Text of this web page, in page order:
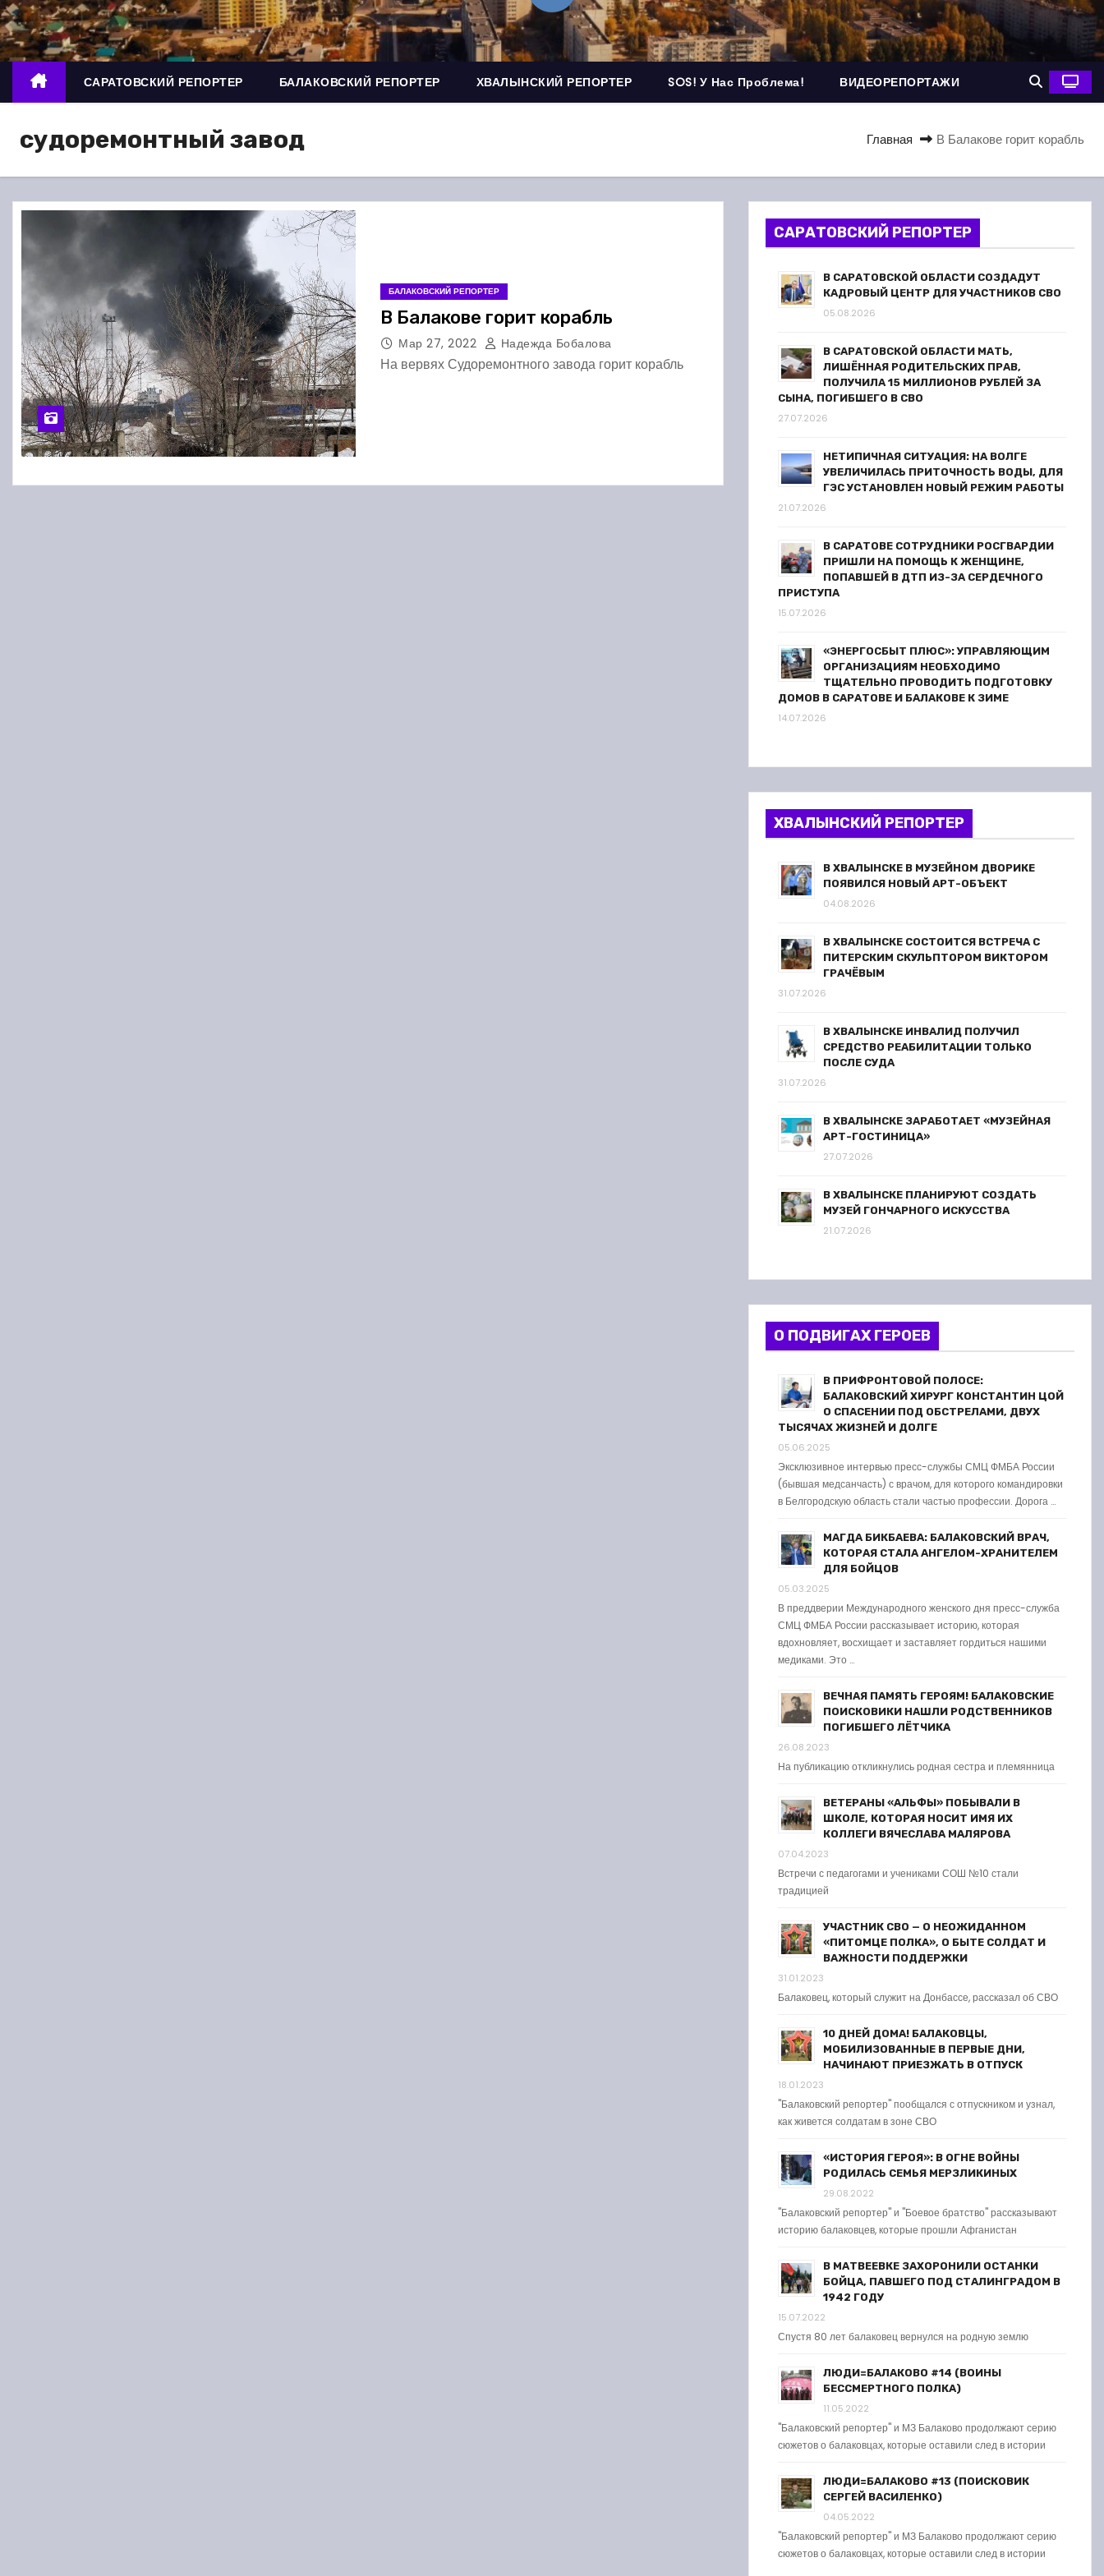
о
м
у
САРАТОВСКИЙ РЕПОРТЕР БАЛАКОВСКИЙ РЕПОРТЕР ХВАЛЫНСКИЙ РЕПОРТЕР SOS! У Нас Проблема! ВИДЕОРЕПОРТАЖИ
судоремонтный завод Главная В Балакове горит корабль
БАЛАКОВСКИЙ РЕПОРТЕР
В Балакове горит корабль
Мар 27, 2022 Надежда Бобалова
На вервях Судоремонтного завода горит корабль
САРАТОВСКИЙ РЕПОРТЕР
В САРАТОВСКОЙ ОБЛАСТИ СОЗДАДУТ
КАДРОВЫЙ ЦЕНТР ДЛЯ УЧАСТНИКОВ СВО
05.08.2026
В САРАТОВСКОЙ ОБЛАСТИ МАТЬ,
ЛИШЁННАЯ РОДИТЕЛЬСКИХ ПРАВ,
ПОЛУЧИЛА 15 МИЛЛИОНОВ РУБЛЕЙ ЗА
СЫНА, ПОГИБШЕГО В СВО
27.07.2026
НЕТИПИЧНАЯ СИТУАЦИЯ: НА ВОЛГЕ
УВЕЛИЧИЛАСЬ ПРИТОЧНОСТЬ ВОДЫ, ДЛЯ
ГЭС УСТАНОВЛЕН НОВЫЙ РЕЖИМ РАБОТЫ
21.07.2026
В САРАТОВЕ СОТРУДНИКИ РОСГВАРДИИ
ПРИШЛИ НА ПОМОЩЬ К ЖЕНЩИНЕ,
ПОПАВШЕЙ В ДТП ИЗ-ЗА СЕРДЕЧНОГО
ПРИСТУПА
15.07.2026
«ЭНЕРГОСБЫТ ПЛЮС»: УПРАВЛЯЮЩИМ
ОРГАНИЗАЦИЯМ НЕОБХОДИМО
ТЩАТЕЛЬНО ПРОВОДИТЬ ПОДГОТОВКУ
ДОМОВ В САРАТОВЕ И БАЛАКОВЕ К ЗИМЕ
14.07.2026
ХВАЛЫНСКИЙ РЕПОРТЕР
В ХВАЛЫНСКЕ В МУЗЕЙНОМ ДВОРИКЕ
ПОЯВИЛСЯ НОВЫЙ АРТ-ОБЪЕКТ
04.08.2026
В ХВАЛЫНСКЕ СОСТОИТСЯ ВСТРЕЧА С
ПИТЕРСКИМ СКУЛЬПТОРОМ ВИКТОРОМ
ГРАЧЁВЫМ
31.07.2026
В ХВАЛЫНСКЕ ИНВАЛИД ПОЛУЧИЛ
СРЕДСТВО РЕАБИЛИТАЦИИ ТОЛЬКО
ПОСЛЕ СУДА
31.07.2026
В ХВАЛЫНСКЕ ЗАРАБОТАЕТ «МУЗЕЙНАЯ
АРТ-ГОСТИНИЦА»
27.07.2026
В ХВАЛЫНСКЕ ПЛАНИРУЮТ СОЗДАТЬ
МУЗЕЙ ГОНЧАРНОГО ИСКУССТВА
21.07.2026
О ПОДВИГАХ ГЕРОЕВ
В ПРИФРОНТОВОЙ ПОЛОСЕ:
БАЛАКОВСКИЙ ХИРУРГ КОНСТАНТИН ЦОЙ
О СПАСЕНИИ ПОД ОБСТРЕЛАМИ, ДВУХ
ТЫСЯЧАХ ЖИЗНЕЙ И ДОЛГЕ
05.06.2025
Эксклюзивное интервью пресс-службы СМЦ ФМБА России
(бывшая медсанчасть) с врачом, для которого командировки
в Белгородскую область стали частью профессии. Дорога …
МАГДА БИКБАЕВА: БАЛАКОВСКИЙ ВРАЧ,
КОТОРАЯ СТАЛА АНГЕЛОМ-ХРАНИТЕЛЕМ
ДЛЯ БОЙЦОВ
05.03.2025
В преддверии Международного женского дня пресс-служба
СМЦ ФМБА России рассказывает историю, которая
вдохновляет, восхищает и заставляет гордиться нашими
медиками. Это …
ВЕЧНАЯ ПАМЯТЬ ГЕРОЯМ! БАЛАКОВСКИЕ
ПОИСКОВИКИ НАШЛИ РОДСТВЕННИКОВ
ПОГИБШЕГО ЛЁТЧИКА
26.08.2023
На публикацию откликнулись родная сестра и племянница
ВЕТЕРАНЫ «АЛЬФЫ» ПОБЫВАЛИ В
ШКОЛЕ, КОТОРАЯ НОСИТ ИМЯ ИХ
КОЛЛЕГИ ВЯЧЕСЛАВА МАЛЯРОВА
07.04.2023
Встречи с педагогами и учениками СОШ №10 стали
традицией
УЧАСТНИК СВО — О НЕОЖИДАННОМ
«ПИТОМЦЕ ПОЛКА», О БЫТЕ СОЛДАТ И
ВАЖНОСТИ ПОДДЕРЖКИ
31.01.2023
Балаковец, который служит на Донбассе, рассказал об СВО
10 ДНЕЙ ДОМА! БАЛАКОВЦЫ,
МОБИЛИЗОВАННЫЕ В ПЕРВЫЕ ДНИ,
НАЧИНАЮТ ПРИЕЗЖАТЬ В ОТПУСК
18.01.2023
"Балаковский репортер" пообщался с отпускником и узнал,
как живется солдатам в зоне СВО
«ИСТОРИЯ ГЕРОЯ»: В ОГНЕ ВОЙНЫ
РОДИЛАСЬ СЕМЬЯ МЕРЗЛИКИНЫХ
29.08.2022
"Балаковский репортер" и "Боевое братство" рассказывают
историю балаковцев, которые прошли Афганистан
В МАТВЕЕВКЕ ЗАХОРОНИЛИ ОСТАНКИ
БОЙЦА, ПАВШЕГО ПОД СТАЛИНГРАДОМ В
1942 ГОДУ
15.07.2022
Спустя 80 лет балаковец вернулся на родную землю
ЛЮДИ=БАЛАКОВО #14 (ВОИНЫ
БЕССМЕРТНОГО ПОЛКА)
11.05.2022
"Балаковский репортер" и МЗ Балаково продолжают серию
сюжетов о балаковцах, которые оставили след в истории
ЛЮДИ=БАЛАКОВО #13 (ПОИСКОВИК
СЕРГЕЙ ВАСИЛЕНКО)
04.05.2022
"Балаковский репортер" и МЗ Балаково продолжают серию
сюжетов о балаковцах, которые оставили след в истории